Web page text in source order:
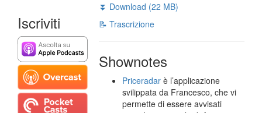
Iscriviti
⏬ Download (22 MB)
📝 Trascrizione
Shownotes
Priceradar è l’applicazione
svilippata da Francesco, che vi
permette di essere avvisati